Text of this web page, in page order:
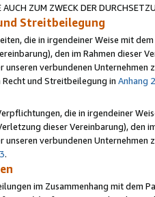
AUCH ZUM ZWECK DER
Streitbeilegung
die in irgendeiner Weise mit
den im Rahmen dieser
unseren verbundenen
und Streitbeilegung in Anhang 2
die in irgendeiner
dieser Vereinbarung), den
unseren verbundenen
.
im Zusammenhang mit dem